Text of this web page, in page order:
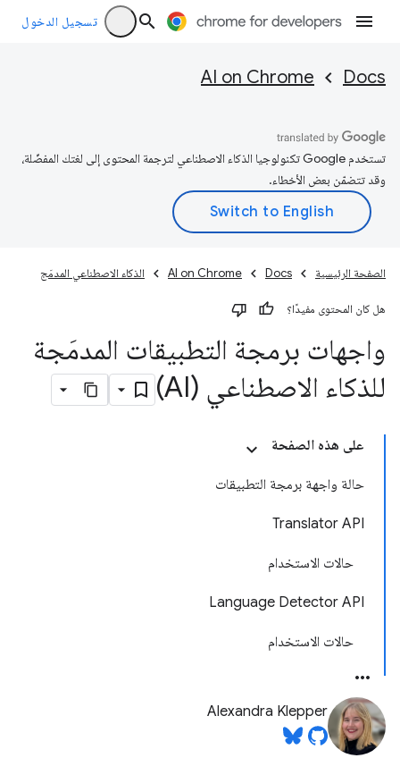
تسجيل الدخول
Docs
AI on Chrome
تستخدم Google تكنولوجيا الذكاء الاصطناعي لترجمة المحتوى إلى لغتك المفضّلة،
وقد تتضمّن بعض الأخطاء.
الصفحة الرئيسية Docs
AI on Chrome الذكاء الاصطناعي المدمَج
هل كان المحتوى مفيدًا؟
واجهات برمجة التطبيقات المدمَجة
للذكاء الاصطناعي (AI)
على هذه الصفحة
حالة واجهة برمجة التطبيقات
Translator API
حالات الاستخدام
Language Detector API
حالات الاستخدام
Alexandra Klepper